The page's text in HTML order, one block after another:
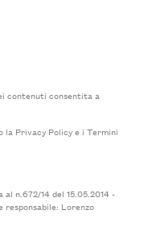
contenuti consentita a
la Privacy Policye i Termini
n.672/14 del 15.05.2014 -
Lorenzo